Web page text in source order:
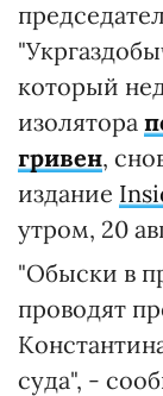
который
изолятора
гривен,
издание
утром, 20
"Обыски в
проводят
суда", -